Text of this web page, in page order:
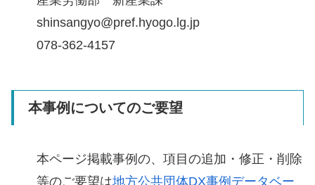
shinsangyo@pref.hyogo.lg.jp
078-362-4157
本事例についてのご要望
本ページ掲載事例の、項目の追加・修正・削除
等のご要望は地方公共団体DX事例データベー